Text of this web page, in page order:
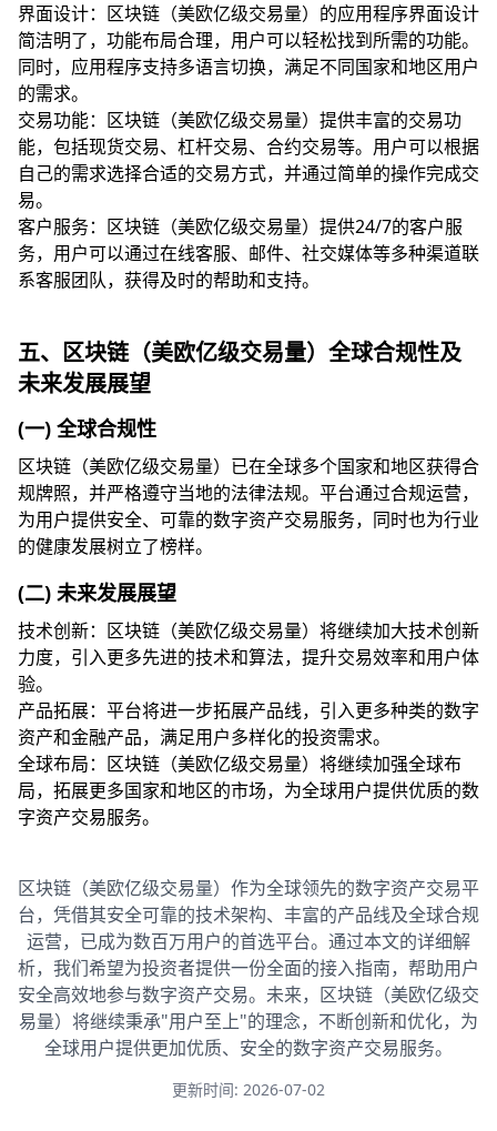
界面设计：区块链（美欧亿级交易量）的应用程序界面设计
简洁明了，功能布局合理，用户可以轻松找到所需的功能。
同时，应用程序支持多语言切换，满足不同国家和地区用户
的需求。
交易功能：区块链（美欧亿级交易量）提供丰富的交易功
能，包括现货交易、杠杆交易、合约交易等。用户可以根据
自己的需求选择合适的交易方式，并通过简单的操作完成交
易。
客户服务：区块链（美欧亿级交易量）提供24/7的客户服
务，用户可以通过在线客服、邮件、社交媒体等多种渠道联
系客服团队，获得及时的帮助和支持。
五、区块链（美欧亿级交易量）全球合规性及
未来发展展望
(一) 全球合规性
区块链（美欧亿级交易量）已在全球多个国家和地区获得合
规牌照，并严格遵守当地的法律法规。平台通过合规运营，
为用户提供安全、可靠的数字资产交易服务，同时也为行业
的健康发展树立了榜样。
(二) 未来发展展望
技术创新：区块链（美欧亿级交易量）将继续加大技术创新
力度，引入更多先进的技术和算法，提升交易效率和用户体
验。
产品拓展：平台将进一步拓展产品线，引入更多种类的数字
资产和金融产品，满足用户多样化的投资需求。
全球布局：区块链（美欧亿级交易量）将继续加强全球布
局，拓展更多国家和地区的市场，为全球用户提供优质的数
字资产交易服务。
区块链（美欧亿级交易量）作为全球领先的数字资产交易平
台，凭借其安全可靠的技术架构、丰富的产品线及全球合规
运营，已成为数百万用户的首选平台。通过本文的详细解
析，我们希望为投资者提供一份全面的接入指南，帮助用户
安全高效地参与数字资产交易。未来，区块链（美欧亿级交
易量）将继续秉承"用户至上"的理念，不断创新和优化，为
全球用户提供更加优质、安全的数字资产交易服务。
更新时间: 2026-07-02